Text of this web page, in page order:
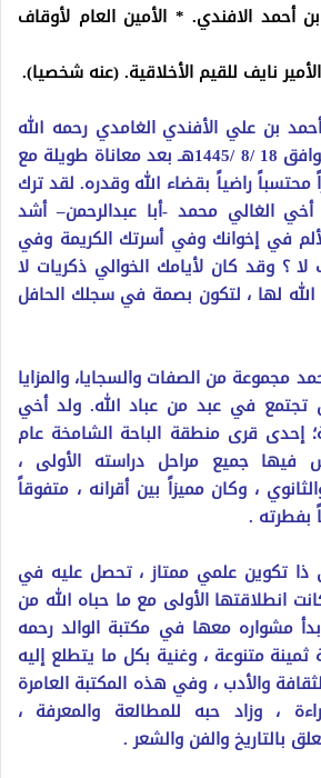
أحمد الافندي. * الأمين العام لأوقاف
نايف للقيم الأخلاقية. (عنه شخصيا).
بن علي الأفندي الغامدي رحمه الله
تعالى ليلة الأربعاء الموافق 18 /8 /1445هـ بعد معاناة طويلة مع
محتسباً راضياً بقضاء الله وقدره. لقد ترك
أخي الغالي محمد -أبا عبدالرحمن– أشد
في إخوانك وفي أسرتك الكريمة وفي
؟ وقد كان لأيامك الخوالي ذكريات لا
لها ، لتكون بصمة في سجلك الحافل
مجموعة من الصفات والسجايا، والمزايا
تجتمع في عبد من عباد الله. ولد أخي
إحدى قرى منطقة الباحة الشامخة عام
فيها جميع مراحل دراسته الأولى ،
، وكان مميزاً بين أقرانه ، متفوقاً
بفطرته .
ذا تكوين علمي ممتاز ، تحصل عليه في
انطلاقتها الأولى مع ما حباه الله من
مشواره معها في مكتبة الوالد رحمه
متنوعة ، وغنية بكل ما يتطلع إليه
والأدب ، وفي هذه المكتبة العامرة
، وزاد حبه للمطالعة والمعرفة ،
بالتاريخ والفن والشعر .